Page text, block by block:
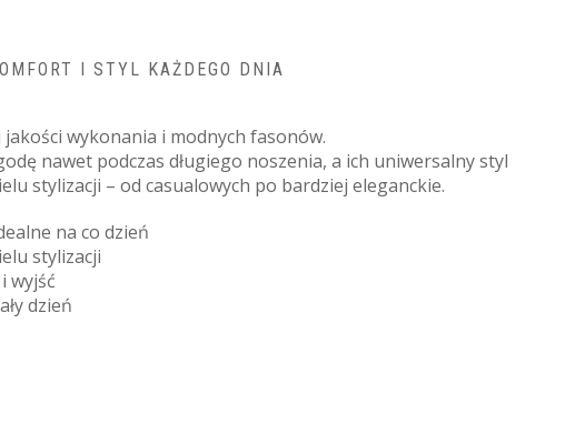
I STYL KAŻDEGO DNIA
wykonania i modnych fasonów.
nawet podczas długiego noszenia, a ich uniwersalny styl
stylizacji – od casualowych po bardziej eleganckie.
na co dzień
stylizacji
wyjść
dzień